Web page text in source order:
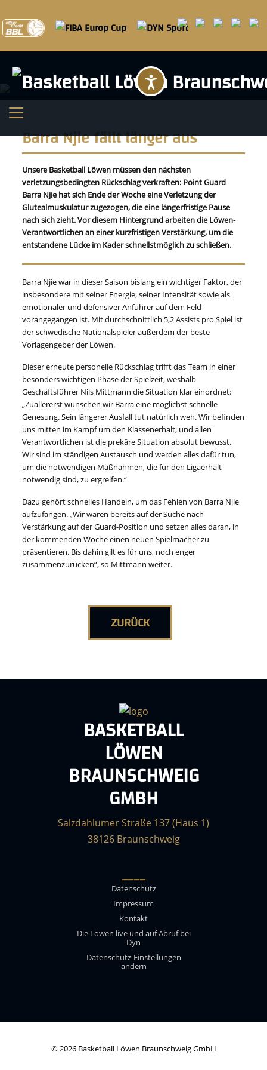
Barra Njie fällt länger aus
Unsere Basketball Löwen müssen den nächsten
verletzungsbedingten Rückschlag verkraften: Point Guard
Barra Njie hat sich Ende der Woche eine Verletzung der
Glutealmuskulatur zugezogen, die eine längerfristige Pause
nach sich zieht. Vor diesem Hintergrund arbeiten die Löwen-
Verantwortlichen an einer kurzfristigen Verstärkung, um die
entstandene Lücke im Kader schnellstmöglich zu schließen.
Barra Njie war in dieser Saison bislang ein wichtiger Faktor, der
insbesondere mit seiner Energie, seiner Intensität sowie als
emotionaler und defensiver Anführer auf dem Feld
vorangegangen ist. Mit durchschnittlich 5,2 Assists pro Spiel ist
der schwedische Nationalspieler außerdem der beste
Vorlagengeber der Löwen.
Dieser erneute personelle Rückschlag trifft das Team in einer
besonders wichtigen Phase der Spielzeit, weshalb
Geschäftsführer Nils Mittmann die Situation klar einordnet:
„Zuallererst wünschen wir Barra eine möglichst schnelle
Genesung. Sein längerer Ausfall tut natürlich weh. Wir befinden
uns mitten im Kampf um den Klassenerhalt, und allen
Verantwortlichen ist die prekäre Situation absolut bewusst.
Wir sind im ständigen Austausch und werden alles dafür tun,
um die notwendigen Maßnahmen, die für den Ligaerhalt
notwendig sind, zu ergreifen.“
Dazu gehört schnelles Handeln, um das Fehlen von Barra Njie
aufzufangen. „Wir waren bereits auf der Suche nach
Verstärkung auf der Guard-Position und setzen alles daran, in
der kommenden Woche einen neuen Spielmacher zu
präsentieren. Bis dahin gilt es für uns, noch enger
zusammenzurücken“, so Mittmann weiter.
ZURÜCK
BASKETBALL
LÖWEN
BRAUNSCHWEIG
GMBH
Salzdahlumer Straße 137 (Haus 1)
38126 Braunschweig
____
Datenschutz
Impressum
Kontakt
Die Löwen live und auf Abruf bei
Dyn
Datenschutz-Einstellungen
ändern
© 2026 Basketball Löwen Braunschweig GmbH